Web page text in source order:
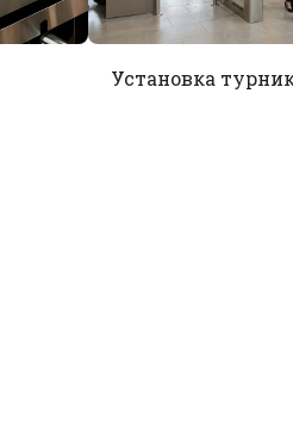
Установка